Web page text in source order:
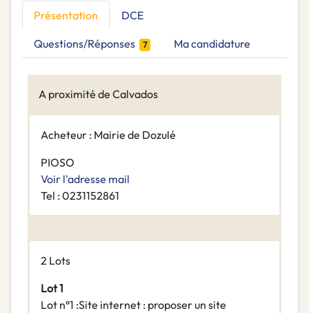
Présentation DCE
Questions/Réponses 7 Ma candidature
A proximité de Calvados
Acheteur : Mairie de Dozulé
PIOSO
Voir l'adresse mail
Tel : 0231152861
2 Lots
Lot 1
Lot n°1 :Site internet : proposer un site